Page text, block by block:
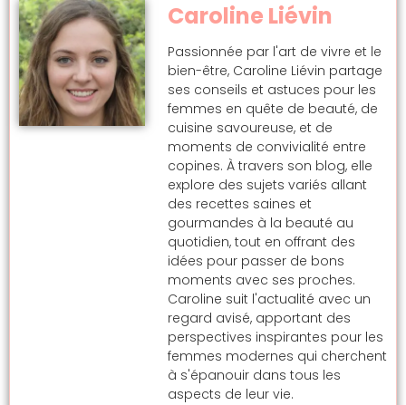
Caroline Liévin
Passionnée par l'art de vivre et le
bien-être, Caroline Liévin partage
ses conseils et astuces pour les
femmes en quête de beauté, de
cuisine savoureuse, et de
moments de convivialité entre
copines. À travers son blog, elle
explore des sujets variés allant
des recettes saines et
gourmandes à la beauté au
quotidien, tout en offrant des
idées pour passer de bons
moments avec ses proches.
Caroline suit l'actualité avec un
regard avisé, apportant des
perspectives inspirantes pour les
femmes modernes qui cherchent
à s'épanouir dans tous les
aspects de leur vie.